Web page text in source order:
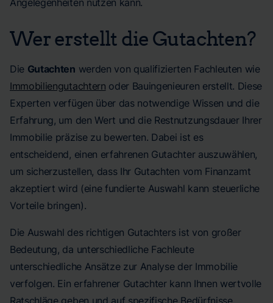
Angelegenheiten nutzen kann.
Wer erstellt die Gutachten?
Die Gutachten werden von qualifizierten Fachleuten wie
Immobiliengutachtern oder Bauingenieuren erstellt. Diese
Experten verfügen über das notwendige Wissen und die
Erfahrung, um den Wert und die Restnutzungsdauer Ihrer
Immobilie präzise zu bewerten. Dabei ist es
entscheidend, einen erfahrenen Gutachter auszuwählen,
um sicherzustellen, dass Ihr Gutachten vom Finanzamt
akzeptiert wird (eine fundierte Auswahl kann steuerliche
Vorteile bringen).
Die Auswahl des richtigen Gutachters ist von großer
Bedeutung, da unterschiedliche Fachleute
unterschiedliche Ansätze zur Analyse der Immobilie
verfolgen. Ein erfahrener Gutachter kann Ihnen wertvolle
Ratschläge geben und auf spezifische Bedürfnisse